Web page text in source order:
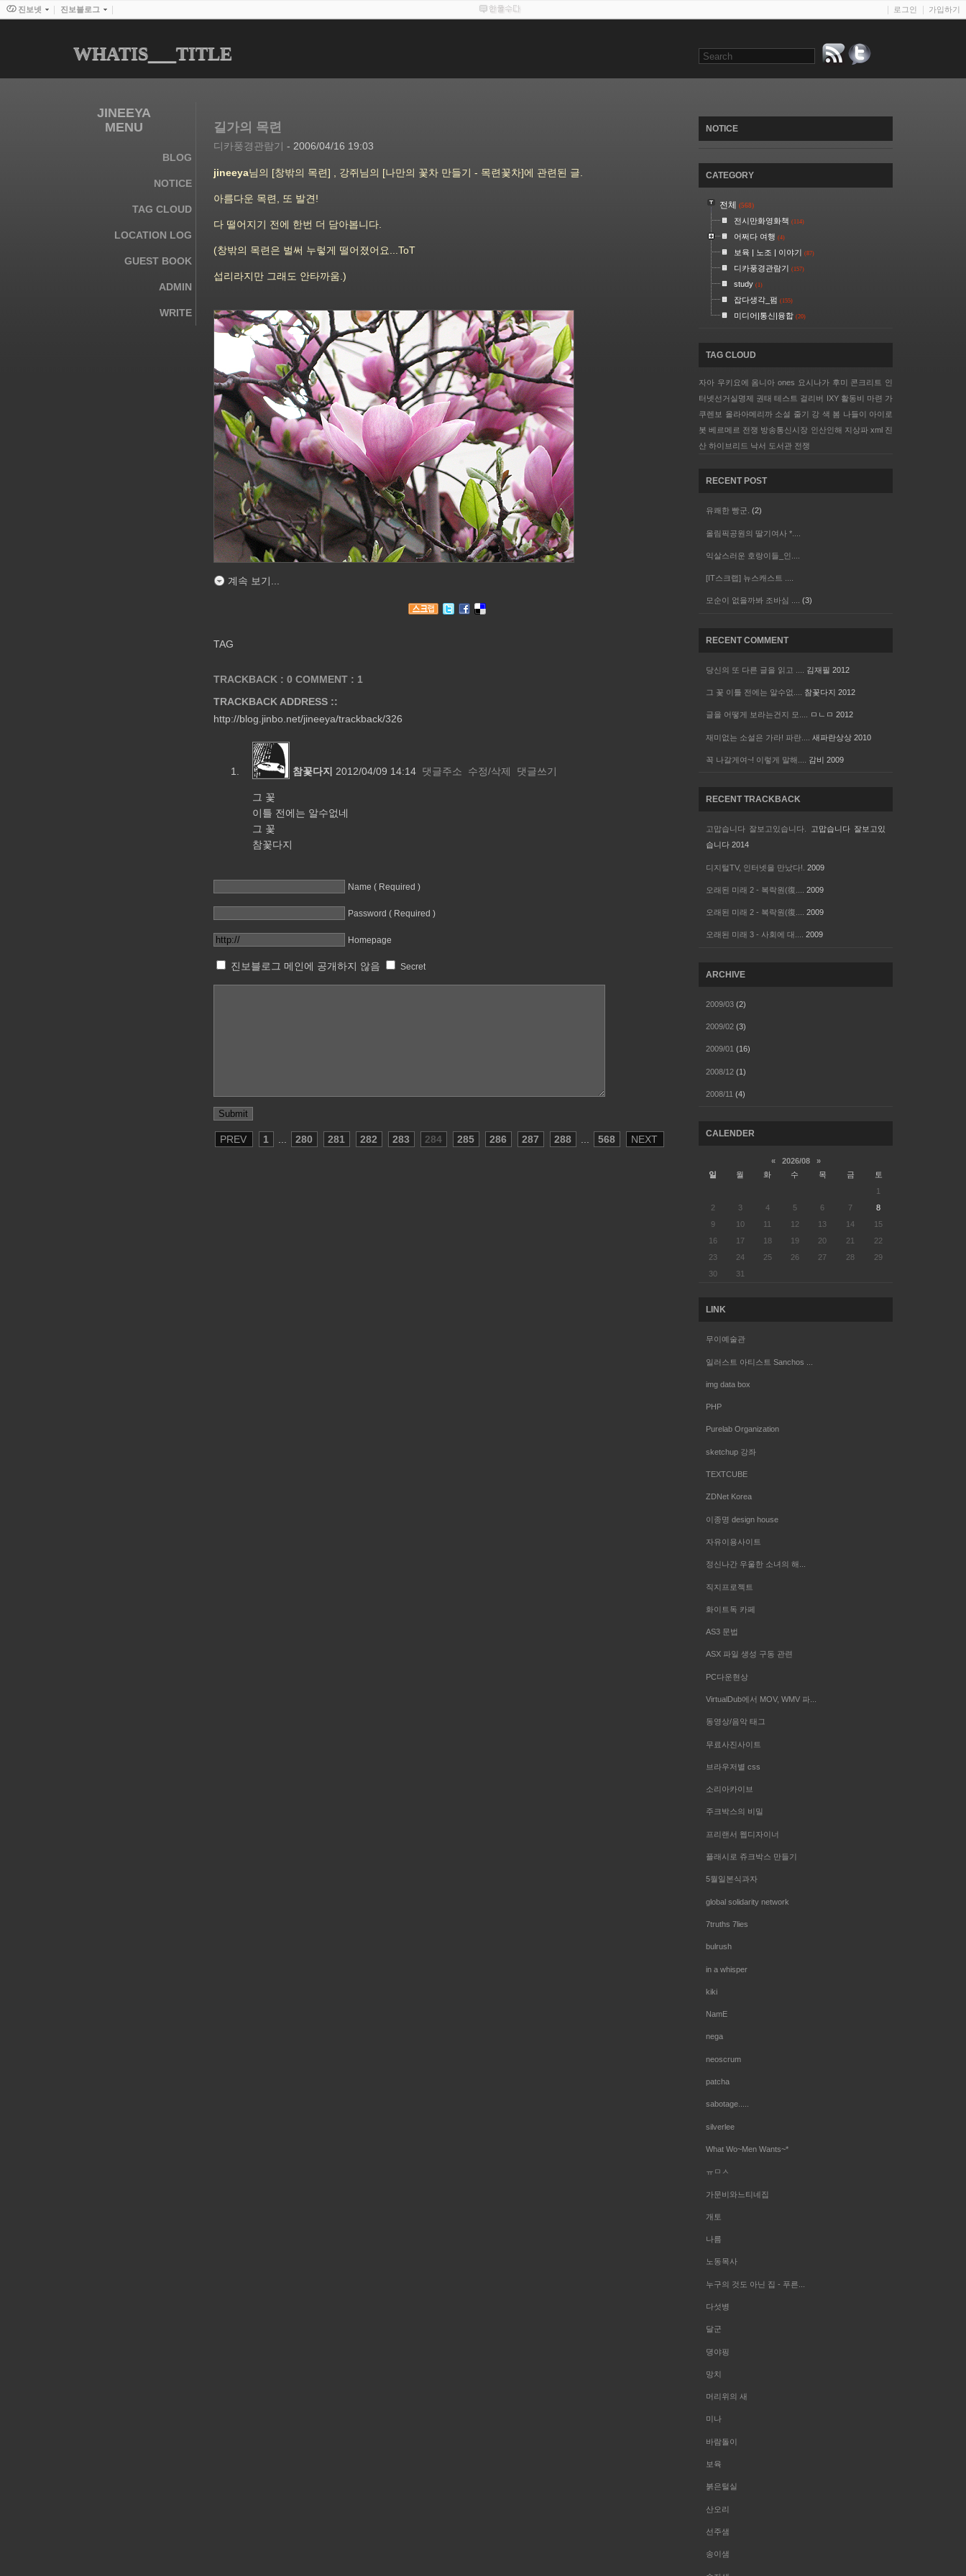
WHATIS___TITLE
JINEEYA
MENU
BLOG
NOTICE
TAG CLOUD
LOCATION LOG
GUEST BOOK
ADMIN
WRITE
NOTICE
CATEGORY
전체 (568)
전시만화영화책 (114)
어쩌다 여행 (4)
보육 | 노조 | 이야기 (87)
디카풍경관람기 (157)
study (1)
잡다생각_펌 (155)
미디어|통신|융합 (20)
TAG CLOUD
자아 우키요에 옴니아 ones 요시나가 후미 콘크리트 인
터넷선거실명제
권태 테스트 걸리버 IXY 활동비 마련 가
쿠렌보 올라아메리까 소설 줄기 강 색 봄 나들이
아이로
봇 베르메르 전쟁 방송통신시장 인산인해 지상파 xml 진
산 하이브리드 낙서 도서관 전쟁
RECENT POST
유쾌한 빵군. (2)
올림픽공원의 딸기여사 *....
익살스러운 호랑이들_인....
[IT스크랩] 뉴스캐스트 ....
모순이 없을까봐 조바심 .... (3)
RECENT COMMENT
당신의 또 다른 글을 읽고 .... 김재필 2012
그 꽃 이틀 전에는 알수없.... 참꽃다지 2012
글을 어떻게 보라는건지 모.... ㅁㄴㅁ 2012
재미없는 소설은 가라! 파란.... 새파란상상 2010
꼭 나갈게여~! 이렇게 말해.... 감비 2009
RECENT TRACKBACK
고맙습니다 잘보고있습니다.
고맙습니다 잘보고있
습니다 2014
디지털TV, 인터넷을 만났다!. 2009
오래된 미래 2 - 복락원(復.... 2009
오래된 미래 2 - 복락원(復.... 2009
오래된 미래 3 - 사회에 대.... 2009
ARCHIVE
2009/03 (2)
2009/02 (3)
2009/01 (16)
2008/12 (1)
2008/11 (4)
CALENDER
« 2026/08
»
일
월 화 수 목 금
토
1
2
3 4 5 6 7
8
9
10 11 12 13 14
15
16
17 18 19 20 21
22
23
24 25 26 27 28
29
30
31
LINK
무이예술관
일러스트 아티스트 Sanchos ...
img data box
PHP
Purelab Organization
sketchup 강좌
TEXTCUBE
ZDNet Korea
이종명 design house
자유이용사이트
정신나간 우울한 소녀의 해...
직지프로젝트
화이트독 카페
AS3 문법
ASX 파일 생성 구동 관련
PC다운현상
VirtualDub에서 MOV, WMV 파...
동영상/음악 태그
무료사진사이트
브라우저별 css
소리아카이브
주크박스의 비밀
프리랜서 웹디자이너
플래시로 쥬크박스 만들기
5월일본식과자
global solidarity network
7truths 7lies
bulrush
in a whisper
kiki
NamE
nega
neoscrum
patcha
sabotage.....
silverlee
What Wo~Men Wants~*
ㅠㅁㅅ
가문비와느티네집
개토
나름
노동목사
누구의 것도 아닌 집 - 푸른...
다섯병
달군
뎡야핑
망치
머리위의 새
미나
바람돌이
보육
붉은털실
산오리
선주샘
송이샘
길가의 목련
디카풍경관람기 - 2006/04/16 19:03
jineeya님의 [창밖의 목련] , 강쥐님의 [나만의 꽃차 만들기 - 목련꽃차]에 관련된 글.
아름다운 목련, 또 발견!
다 떨어지기 전에 한번 더 담아봅니다.
(창밖의 목련은 벌써 누렇게 떨어졌어요...ToT
섭리라지만 그래도 안타까움.)
계속 보기...
TAG
TRACKBACK : 0 COMMENT : 1
TRACKBACK ADDRESS ::
http://blog.jinbo.net/jineeya/trackback/326
참꽃다지 2012/04/09 14:14 댓글주소 수정/삭제 댓글쓰기
그 꽃
이틀 전에는 알수없네
그 꽃
참꽃다지
Name ( Required )
Password ( Required )
Homepage
진보블로그 메인에 공개하지 않음 Secret
PREV 1 280 281 282 283 284 285 286 287 288 568 NEXT
진보넷 진보블로그 로그인 가입하기